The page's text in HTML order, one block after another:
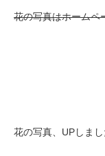
花の写真はホームペ
花の写真、UPしまし